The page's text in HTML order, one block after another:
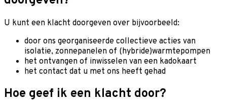
U kunt een klacht doorgeven over bijvoorbeeld:
door ons georganiseerde collectieve acties van
isolatie, zonnepanelen of (hybride)warmtepompen
het ontvangen of inwisselen van een kadokaart
het contact dat u met ons heeft gehad
Hoe geef ik een klacht door?